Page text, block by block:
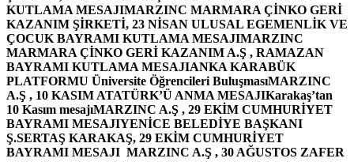
KUTLAMA MESAJIMARZINC MARMARA ÇİNKO GERİ
KAZANIM ŞİRKETİ, 23 NİSAN ULUSAL EGEMENLİK VE
ÇOCUK BAYRAMI KUTLAMA MESAJIMARZINC
MARMARA ÇİNKO GERİ KAZANIM A.Ş , RAMAZAN
BAYRAMI KUTLAMA MESAJIANKA KARABÜK
PLATFORMU Üniversite Öğrencileri BuluşmasıMARZINC
A.Ş , 10 KASIM ATATÜRK’Ü ANMA MESAJIKarakaş’tan
10 Kasım mesajıMARZINC A.Ş , 29 EKİM CUMHURİYET
BAYRAMI MESAJIYENİCE BELEDİYE BAŞKANI
Ş.SERTAŞ KARAKAŞ, 29 EKİM CUMHURİYET
BAYRAMI MESAJI MARZINC A.Ş , 30 AĞUSTOS ZAFER